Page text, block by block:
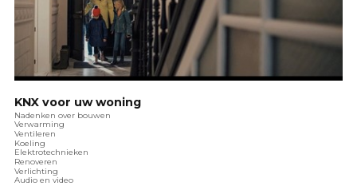
KNX voor uw woning
Nadenken over bouwen
Verwarming
Ventileren
Koeling
Elektrotechnieken
Renoveren
Verlichting
Audio en video